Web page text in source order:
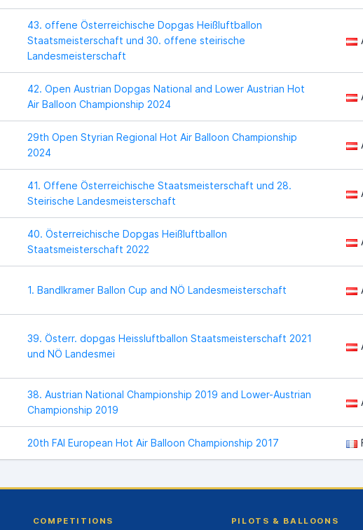
43. offene Österreichische Dopgas Heißluftballon
Staatsmeisterschaft und 30. offene steirische
Landesmeisterschaft
42. Open Austrian Dopgas National and Lower Austrian Hot
Air Balloon Championship 2024
29th Open Styrian Regional Hot Air Balloon Championship
2024
41. Offene Österreichische Staatsmeisterschaft und 28.
Steirische Landesmeisterschaft
40. Österreichische Dopgas Heißluftballon
Staatsmeisterschaft 2022
1. Bandlkramer Ballon Cup and NÖ Landesmeisterschaft
39. Österr. dopgas Heissluftballon Staatsmeisterschaft 2021
und NÖ Landesmei
38. Austrian National Championship 2019 and Lower-Austrian
Championship 2019
20th FAI European Hot Air Balloon Championship 2017
COMPETITIONS PILOTS & BALLOONS